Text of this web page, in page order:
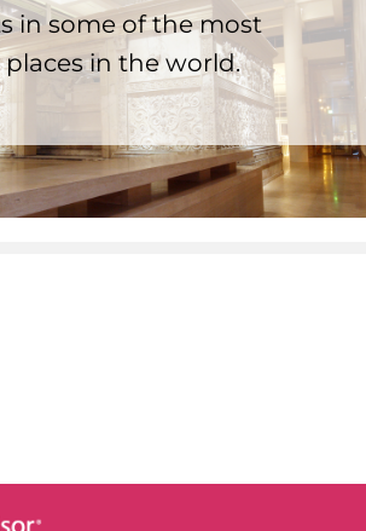
in some of the most
in the world.